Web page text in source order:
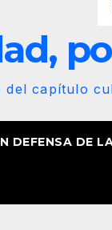
del capítulo
DEFENSA DE